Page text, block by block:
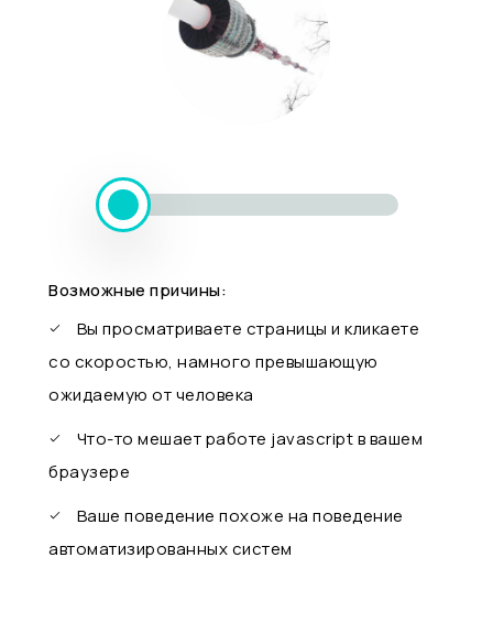
Возможные причины:
Вы просматриваете страницы и кликаете
со скоростью, намного превышающую
ожидаемую от человека
Что-то мешает работе javascript в вашем
браузере
Ваше поведение похоже на поведение
автоматизированных систем